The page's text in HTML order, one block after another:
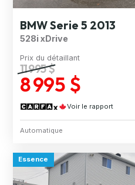
BMW Serie 5 2013
528i xDrive
Prix du détaillant
11 995 $
8 995 $
Voir le rapport
Automatique
Essence